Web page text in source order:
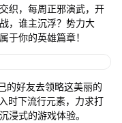
织，每周正邪演武，开
，谁主沉浮？势力大
于你的英雄篇章！
的好友去领略这美丽的
时下流行元素，力求打
浸式的游戏体验。